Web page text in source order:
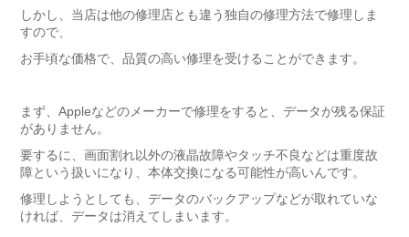
しかし、当店は他の修理店とも違う独自の修理方法で修理しま
すので、
お手頃な価格で、品質の高い修理を受けることができます。
まず、Appleなどのメーカーで修理をすると、データが残る保証
がありません。
要するに、画面割れ以外の液晶故障やタッチ不良などは重度故
障という扱いになり、本体交換になる可能性が高いんです。
修理しようとしても、データのバックアップなどが取れていな
ければ、データは消えてしまいます。